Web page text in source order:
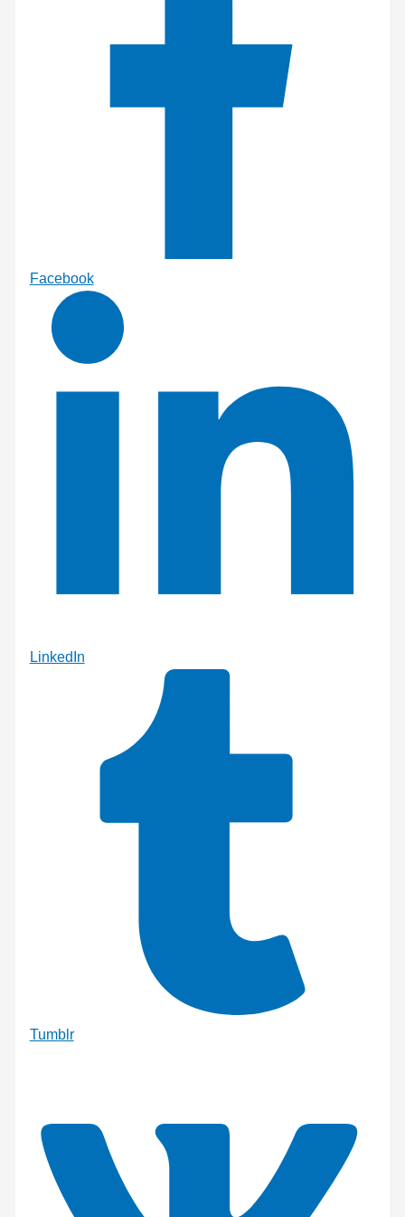
Facebook
LinkedIn
Tumblr